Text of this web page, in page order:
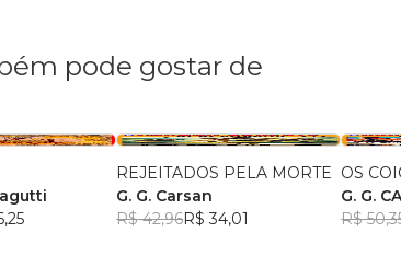
pode gostar de
REJEITADOS PELA MORTE
G. G. Carsan
R$ 42,96R$ 34,01
OS
G. G.
R$